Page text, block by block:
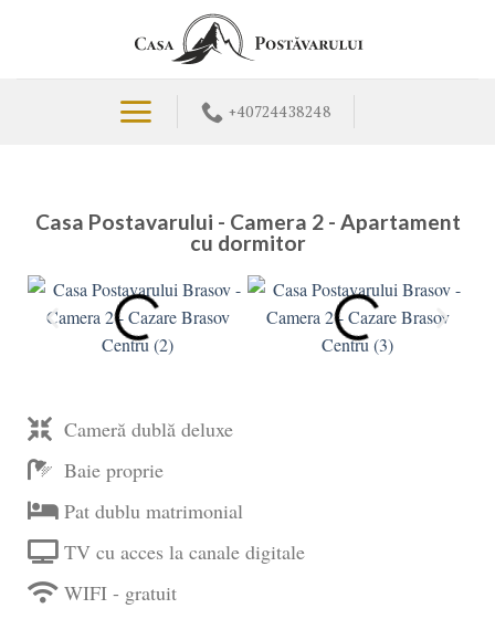
+40724438248
Casa Postavarului - Camera 2 - Apartament
cu dormitor
Cameră dublă deluxe
Baie proprie
Pat dublu matrimonial
TV cu acces la canale digitale
WIFI - gratuit